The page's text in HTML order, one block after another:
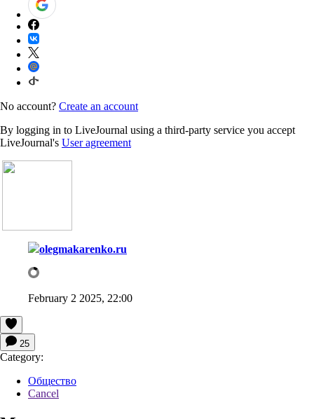
No account? Create an account
By logging in to LiveJournal using a third-party service you accept
LiveJournal's User agreement
olegmakarenko.ru
February 2 2025, 22:00
25
Category:
Общество
Cancel